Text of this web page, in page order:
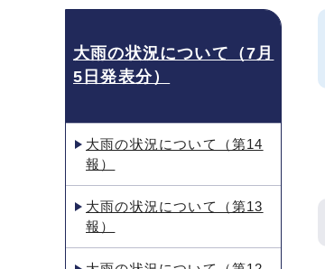
大雨の状況について（7月
5日発表分）
大雨の状況について（第14
報）
大雨の状況について（第13
報）